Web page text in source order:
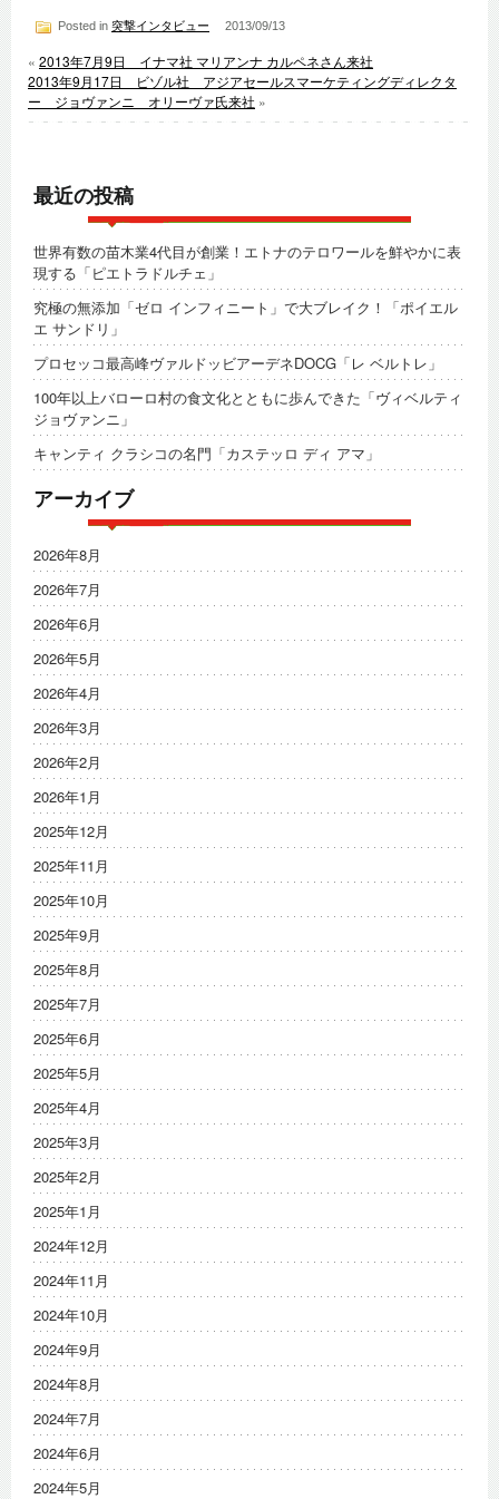
Posted in 突撃インタビュー 2013/09/13
« 2013年7月9日 イナマ社 マリアンナ カルペネさん来社
2013年9月17日 ビゾル社 アジアセールスマーケティングディレクタ
ー ジョヴァンニ オリーヴァ氏来社 »
最近の投稿
世界有数の苗木業4代目が創業！エトナのテロワールを鮮やかに表
現する「ピエトラドルチェ」
究極の無添加「ゼロ インフィニート」で大ブレイク！「ポイエル
エ サンドリ」
プロセッコ最高峰ヴァルドッビアーデネDOCG「レ ベルトレ」
100年以上バローロ村の食文化とともに歩んできた「ヴィベルティ
ジョヴァンニ」
キャンティ クラシコの名門「カステッロ ディ アマ」
アーカイブ
2026年8月
2026年7月
2026年6月
2026年5月
2026年4月
2026年3月
2026年2月
2026年1月
2025年12月
2025年11月
2025年10月
2025年9月
2025年8月
2025年7月
2025年6月
2025年5月
2025年4月
2025年3月
2025年2月
2025年1月
2024年12月
2024年11月
2024年10月
2024年9月
2024年8月
2024年7月
2024年6月
2024年5月